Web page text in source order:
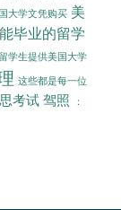
大学文凭购买 美
毕业的留学
学生提供美国大学
这些都是每一位
考试 驾照
：